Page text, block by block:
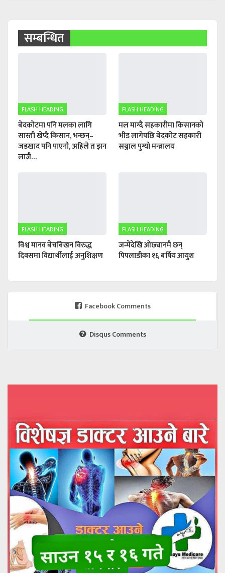
सम्बन्धित
FLASH HEADING
बेदकोटमा पनि मलका लागि
सास्ती खेप्दै किसान, भन्छन्–
जडखाद पनि पाएनौ, अहिले त झन
लाजै…
FLASH HEADING
मल माग्दै सहकारीमा किसानको
भीड लागेपछि बेदकोट सहकारी
सञ्जाल पुग्यो मन्त्रालय
FLASH HEADING
विश्व मानव बेचबिखन विरुद्ध
दिवसमा विद्यार्थीलाई अनुशिक्षण
FLASH HEADING
जन्मेदेखि ओछ्यानमै छन्
पिपलाडीका १६ बर्षिय आयुश
Facebook Comments
Disqus Comments